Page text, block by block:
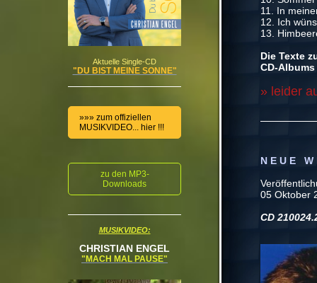
11. In
12. Ich
13.
Die Texte
CD-Albums
» leider
N E U E W
05 Oktober
CD
Aktuelle Single-CD
"DU BIST MEINE SONNE"
»»» zum offiziellen
MUSIKVIDEO... hier !!!
zu den MP3-
Downloads
MUSIKVIDEO:
CHRISTIAN ENGEL
"MACH MAL PAUSE"